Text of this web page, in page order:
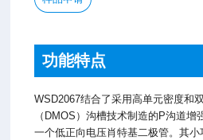
功能特点
WSD2067结合了采用高单元密度和
（DMOS）沟槽技术制造的P沟道增
一个低正向电压肖特基二极管。其